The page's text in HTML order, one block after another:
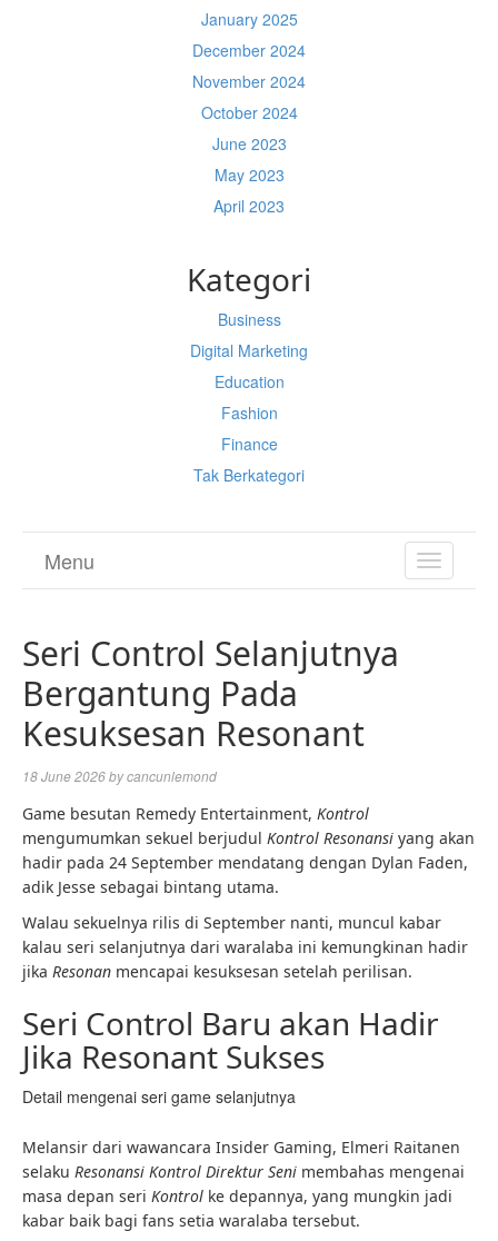
January 2025
December 2024
November 2024
October 2024
June 2023
May 2023
April 2023
Kategori
Business
Digital Marketing
Education
Fashion
Finance
Tak Berkategori
TOGGLE
Menu
Seri Control Selanjutnya
Bergantung Pada
Kesuksesan Resonant
18 June 2026bycancunlemond
Game besutan Remedy Entertainment, Kontrol
mengumumkan sekuel berjudul Kontrol Resonansi yang akan
hadir pada 24 September mendatang dengan Dylan Faden,
adik Jesse sebagai bintang utama.
Walau sekuelnya rilis di September nanti, muncul kabar
kalau seri selanjutnya dari waralaba ini kemungkinan hadir
jika Resonan mencapai kesuksesan setelah perilisan.
Seri Control Baru akan Hadir
Jika Resonant Sukses
Detail mengenai seri game selanjutnya
Melansir dari wawancara Insider Gaming, Elmeri Raitanen
selaku Resonansi Kontrol Direktur Seni membahas mengenai
masa depan seri Kontrol ke depannya, yang mungkin jadi
kabar baik bagi fans setia waralaba tersebut.